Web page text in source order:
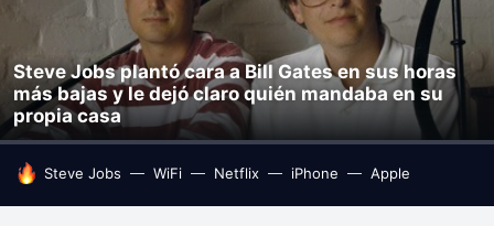
Steve Jobs plantó cara a Bill Gates en sus horas
más bajas y le dejó claro quién mandaba en su
propia casa
HOY SE HABLA DE
Steve Jobs WiFi Netflix iPhone Apple